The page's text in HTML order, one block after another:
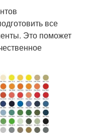
все
Это поможет